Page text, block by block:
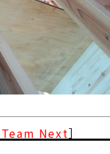
Team Next］